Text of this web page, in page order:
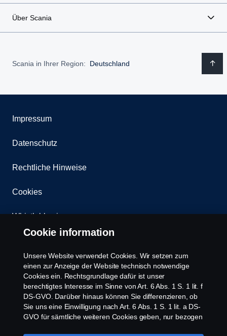
Über Scania
Scania in Ihrer Region: Deutschland
Impressum
Datenschutz
Rechtliche Hinweise
Cookies
Whistleblowing
Newsletter
Scania Cookie Richtlinie
Cookie information
Unsere Website verwendet Cookies. Wir setzen zum
einen zur Anzeige der Website technisch notwendige
Cookies ein. Rechtsgrundlage dafür ist unser
berechtigtes Interesse im Sinne von Art. 6 Abs. 1 S. 1 lit. f
DS-GVO. Darüber hinaus können Sie differenzieren, ob
Sie uns eine Einwilligung nach Art. 6 Abs. 1 S. 1 lit. a DS-
GVO für sämtliche weiteren Cookies geben, nur bezogen